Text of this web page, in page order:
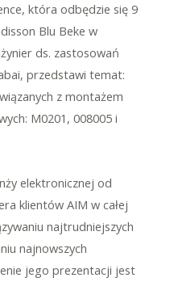
która odbędzie się 9
Blu Beke w
ds. zastosowań
przedstawi temat:
z montażem
M0201, 008005 i
elektronicznej od
klientów AIM w całej
najtrudniejszych
najnowszych
jego prezentacji jest